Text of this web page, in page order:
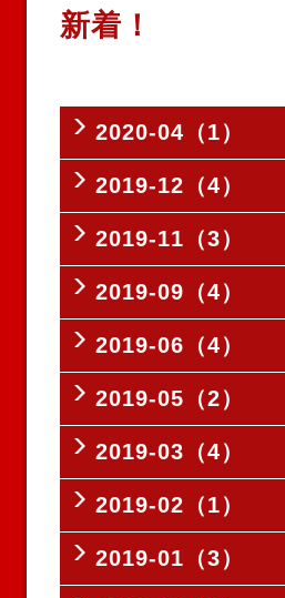
2020-04（1）
2019-12（4）
2019-11（3）
2019-09（4）
2019-06（4）
2019-05（2）
2019-03（4）
2019-02（1）
2019-01（3）
新着！